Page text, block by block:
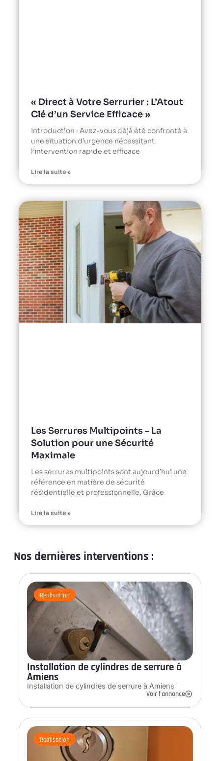
« Direct à Votre Serrurier : L’Atout
Clé d’un Service Efficace »
Introduction : Avez-vous déjà été confronté à
une situation d’urgence nécessitant
l’intervention rapide et efficace
Lire la suite »
Les Serrures Multipoints – La
Solution pour une Sécurité
Maximale
Les serrures multipoints sont aujourd’hui une
référence en matière de sécurité
résidentielle et professionnelle. Grâce
Lire la suite »
Nos dernières interventions :
Réalisation
Installation de cylindres de serrure à
Amiens
Installation de cylindres de serrure à Amiens
Voir l'annonce
Réalisation